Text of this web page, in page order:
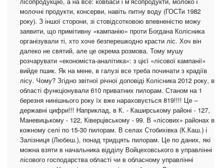
молочні продукти, консерви, навіть питну воду (ГОСТи 1982
року). З іншої сторони, зі стовідсотковою впевненістю можу
заявити, що примітивну «кампанію» проти Богдана Колісника
організували ті, хто хоче безперешкодно красти ліс. Хоч він
далеко не святий, але це окрема розмова. Тому мушу
розчарувати «економіста-аналітика»: з цієї «лісової кампанії»
вийде пшик. Як на мене, в галузі все треба починати з крадіїв
лісу. Чому? Згідно звітної річної доповіді Колісника 2012 року, в
області функціонували 610 приватних пилорам. Станом на 1
березня нинішнього року їх вже нараховується 819!!!! Це –
державні цифри!!! Наприклад, в К. - Каширському районі - 127,
Маневицькому - 122, Ківерцівському - 99. В «лісових» районах в
кожному селі по 15-30 пилорам. В селах Стобихівка (К.Каш.) і
Залізниця (Любеш.), понад тридцять пилорам. Це по даних, які
можна взяти в начальника відділу Войцеховського в управлінні
лісового господарства області чи в обласному управлінні